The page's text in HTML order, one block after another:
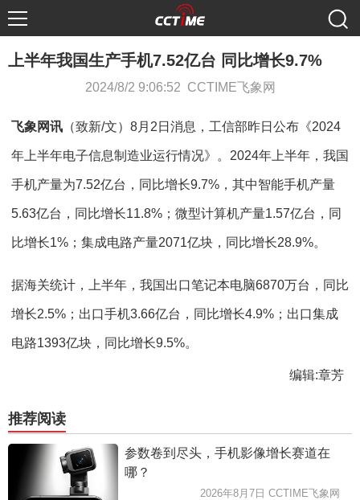
上半年我国生产手机7.52亿台 同比增长9.7%
2024/8/2 9:06:52 CCTIME飞象网
飞象网讯 （致新/文）8月2日消息，工信部昨日公布《2024
年上半年电子信息制造业运行情况》。2024年上半年，我国
手机产量为7.52亿台，同比增长9.7%，其中智能手机产量
5.63亿台，同比增长11.8%；微型计算机产量1.57亿台，同
比增长1%；集成电路产量2071亿块，同比增长28.9%。
据海关统计，上半年，我国出口笔记本电脑6870万台，同比
增长2.5%；出口手机3.66亿台，同比增长4.9%；出口集成
电路1393亿块，同比增长9.5%。
编辑:章芳
推荐阅读
参数卷到尽头，手机影像增长赛道在
哪？
2026年8月7日 CCTIME飞象网